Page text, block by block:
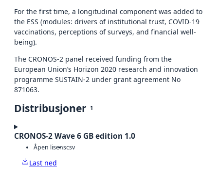
For the first time, a longitudinal component was added to
the ESS (modules: drivers of institutional trust, COVID-19
vaccinations, perceptions of surveys, and financial well-
being).
The CRONOS-2 panel received funding from the
European Union’s Horizon 2020 research and innovation
programme SUSTAIN-2 under grant agreement No
871063.
Distribusjoner 1
CRONOS-2 Wave 6 GB edition 1.0
Åpen lisenscsv
Last ned